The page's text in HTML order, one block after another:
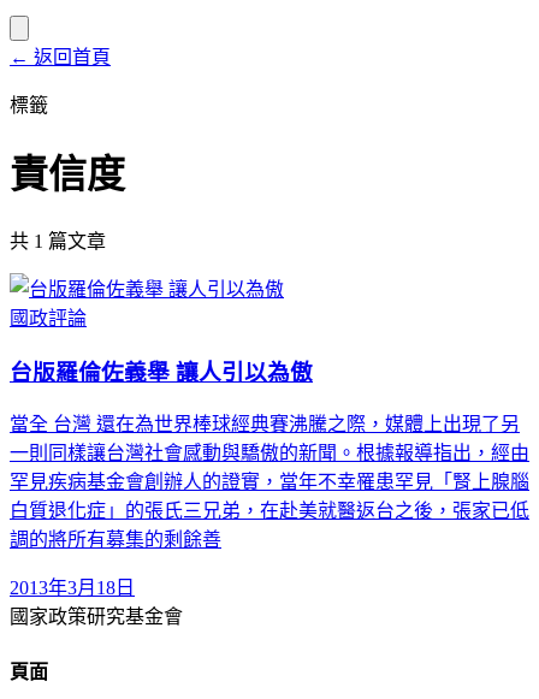
← 返回首頁
標籤
責信度
共 1 篇文章
國政評論
台版羅倫佐義舉 讓人引以為傲
當全 台灣 還在為世界棒球經典賽沸騰之際，媒體上出現了另
一則同樣讓台灣社會感動與驕傲的新聞。根據報導指出，經由
罕見疾病基金會創辦人的證實，當年不幸罹患罕見「腎上腺腦
白質退化症」的張氏三兄弟，在赴美就醫返台之後，張家已低
調的將所有募集的剩餘善
2013年3月18日
國家政策研究基金會
頁面